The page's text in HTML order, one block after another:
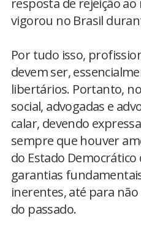
resposta de rejeição
vigorou no Brasil
Por tudo isso,
devem ser,
libertários. Portanto,
social, advogadas e
calar, devendo
sempre que houver
do Estado Democrático
garantias
inerentes, até para
do passado.